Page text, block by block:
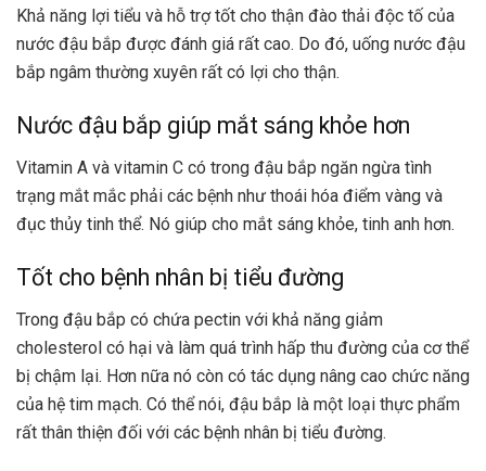
Khả năng lợi tiểu và hỗ trợ tốt cho thận đào thải độc tố của
nước đậu bắp được đánh giá rất cao. Do đó, uống nước đậu
bắp ngâm thường xuyên rất có lợi cho thận.
Nước đậu bắp giúp mắt sáng khỏe hơn
Vitamin A và vitamin C có trong đậu bắp ngăn ngừa tình
trạng mắt mắc phải các bệnh như thoái hóa điểm vàng và
đục thủy tinh thể. Nó giúp cho mắt sáng khỏe, tinh anh hơn.
Tốt cho bệnh nhân bị tiểu đường
Trong đậu bắp có chứa pectin với khả năng giảm
cholesterol có hại và làm quá trình hấp thu đường của cơ thể
bị chậm lại. Hơn nữa nó còn có tác dụng nâng cao chức năng
của hệ tim mạch. Có thể nói, đậu bắp là một loại thực phẩm
rất thân thiện đối với các bệnh nhân bị tiểu đường.